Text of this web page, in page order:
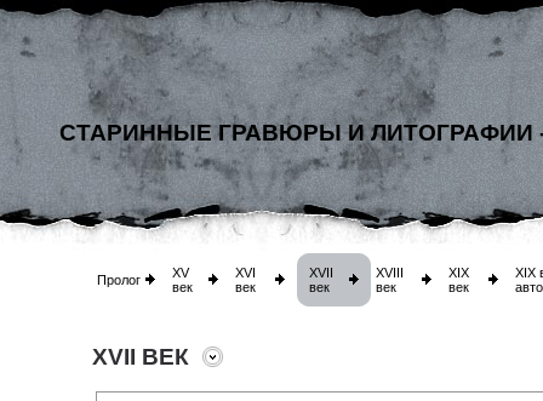
СТАРИННЫЕ ГРАВЮРЫ И ЛИТОГРАФИИ
Пролог
XV
век
XVI
век
XVII
век
XVIII
век
XIX
век
XIX
XVII ВЕК